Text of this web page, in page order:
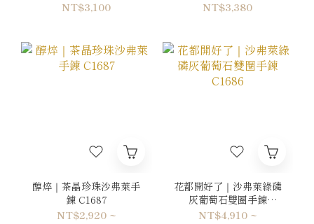
NT$3,100
NT$3,380
醇焠｜茶晶珍珠沙弗萊手
鍊 C1687
NT$2,920 ~
花都開好了｜沙弗萊綠磷
灰葡萄石雙圈手鍊
C1686
NT$4,910 ~